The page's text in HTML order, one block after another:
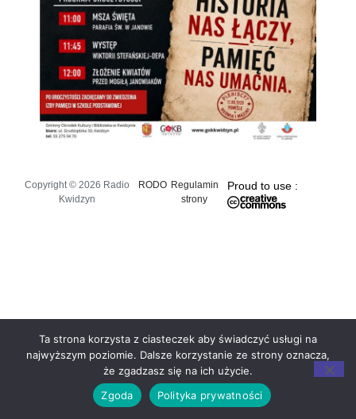
Copyright © 2026 Radio
Kwidzyn
RODO Regulamin
strony
Proud to use :
Ta strona korzysta z ciasteczek aby świadczyć usługi na
najwyższym poziomie. Dalsze korzystanie ze strony oznacza,
że zgadzasz się na ich użycie.
Zgoda
Polityka prywatności